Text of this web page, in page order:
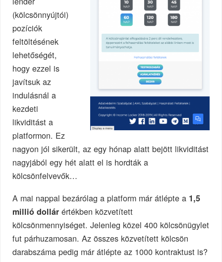
(kölcsönnyújtói)
pozíciók
feltöltésének
lehetőségét,
hogy ezzel is
javítsuk az
indulásnál a
kezdeti
likviditást a
platformon. Ez
nagyon jól sikerült, az egy hónap alatt bejött likviditást
nagyjából egy hét alatt el is hordták a
kölcsönfelvevők…
A mai nappal bezárólag a platform már átlépte a 1,5
millió dollár értékben közvetített
kölcsönmennyiséget. Jelenleg közel 400 kölcsönügylet
fut párhuzamosan. Az összes közvetített kölcsön
darabszáma pedig már átlépte az 1000 kontraktust is?